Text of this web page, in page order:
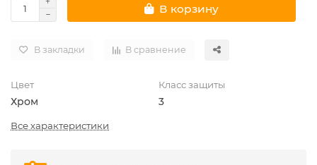
В корзину
В закладки В сравнение
Цвет
Хром
Класс защиты
3
Все характеристики